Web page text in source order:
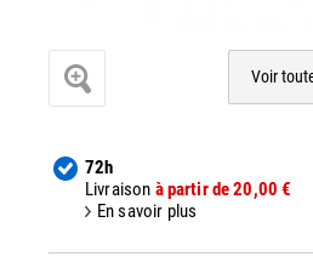
Voir
72h
Livraison à partir de 20,00 €
En savoir plus